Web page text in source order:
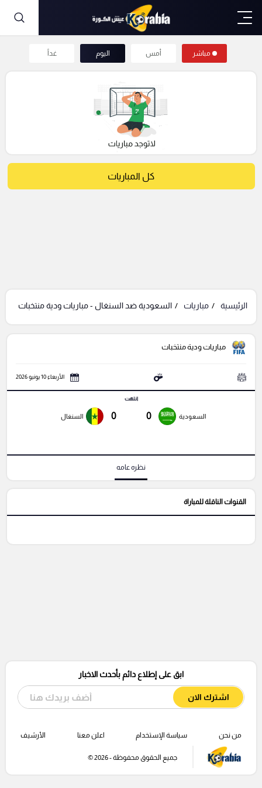
مباشر أمس اليوم غداً
كل المباريات
الرئيسية مباريات السعودية ضد السنغال - مباريات ودية منتخبات
مباريات ودية منتخبات
الأربعاء 10 يونيو 2026
السعودية 0
انتهت
0 السنغال
نظره عامه
القنوات الناقلة للمباراة
ابق على إطلاع دائم بأحدث الاخبار
اشترك الان
من نحن سياسة الإستخدام اعلن معنا الأرشيف
جميع الحقوق محفوظة - 2026 ©